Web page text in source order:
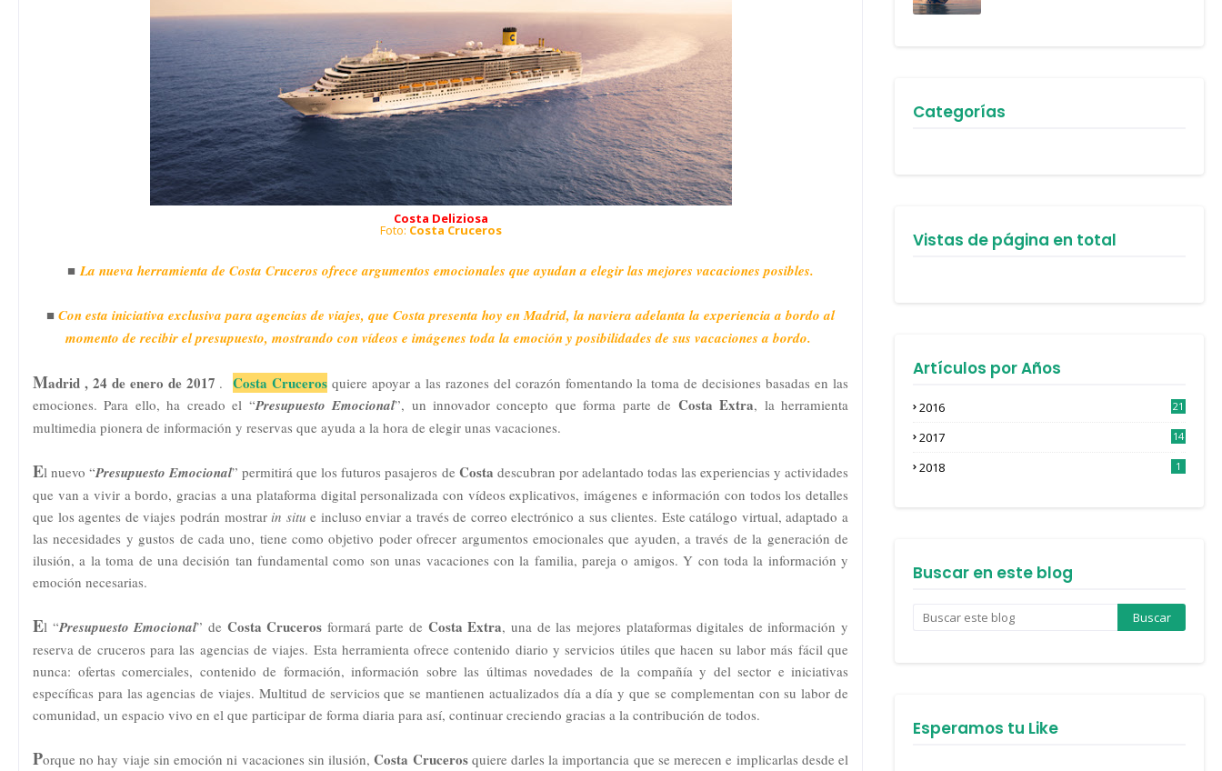
Costa Deliziosa
Foto: Costa Cruceros
■ La nueva herramienta de Costa Cruceros ofrece argumentos emocionales que ayudan a elegir las mejores vacaciones posibles.
■Con esta iniciativa exclusiva para agencias de viajes, que Costa presenta hoy en Madrid, la naviera adelanta la experiencia a bordo al
momento de recibir el presupuesto, mostrando con vídeos e imágenes toda la emoción y posibilidades de sus vacaciones a bordo.
Madrid , 24 de enero de 2017 .Costa Cruceros quiere apoyar a las razones del corazón fomentando la toma de decisiones basadas en las
emociones. Para ello, ha creado el “Presupuesto Emocional”, un innovador concepto que forma parte de Costa Extra, la herramienta
multimedia pionera de información y reservas que ayuda a la hora de elegir unas vacaciones.
El nuevo “Presupuesto Emocional” permitirá que los futuros pasajeros de Costa descubran por adelantado todas las experiencias y actividades
que van a vivir a bordo, gracias a una plataforma digital personalizada con vídeos explicativos, imágenes e información con todos los detalles
que los agentes de viajes podrán mostrarin situ e incluso enviar a través de correo electrónico a sus clientes. Este catálogo virtual, adaptado a
las necesidades y gustos de cada uno, tiene como objetivo poder ofrecer argumentos emocionales que ayuden, a través de la generación de
ilusión, a la toma de una decisión tan fundamental como son unas vacaciones con la familia, pareja o amigos. Y con toda la información y
emoción necesarias.
El “Presupuesto Emocional” de Costa Cruceros formará parte de Costa Extra, una de las mejores plataformas digitales de información y
reserva de cruceros para las agencias de viajes. Esta herramienta ofrece contenido diario y servicios útiles que hacen su labor más fácil que
nunca: ofertas comerciales, contenido de formación, información sobre las últimas novedades de la compañía y del sector e iniciativas
específicas para las agencias de viajes. Multitud de servicios que se mantienen actualizados día a día y que se complementan con su labor de
comunidad, un espacio vivo en el que participar de forma diaria para así, continuar creciendo gracias a la contribución de todos.
Porque no hay viaje sin emoción ni vacaciones sin ilusión,Costa Crucerosquiere darles la importancia que se merecen e implicarlas desde el
Categorías
Vistas de página en total
Artículos por Años
2016
21
2017
14
2018 1
Buscar en este blog
Esperamos tu Like